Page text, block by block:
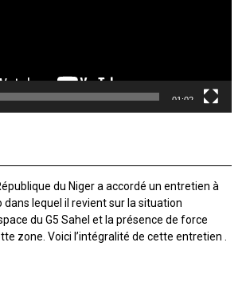
01:02
du Niger a accordé un entretien à
dans lequel il revient sur la situation
du G5 Sahel et la présence de force
zone. Voici l’intégralité de cette entretien .